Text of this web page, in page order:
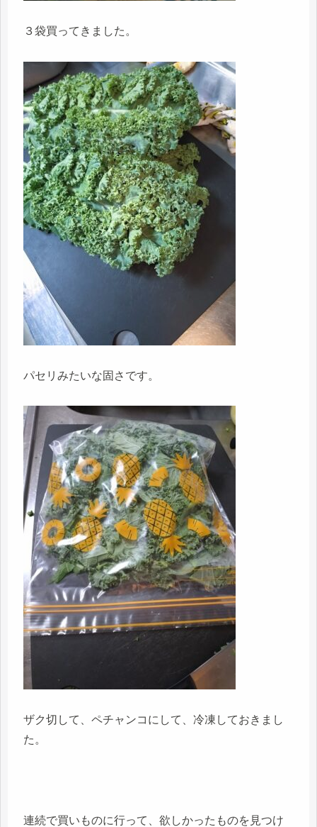
３袋買ってきました。
パセリみたいな固さです。
ザク切して、ペチャンコにして、冷凍しておきまし
た。
連続で買いものに行って、欲しかったものを見つけ